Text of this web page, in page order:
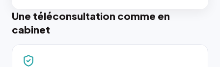
Une téléconsultation comme en
cabinet